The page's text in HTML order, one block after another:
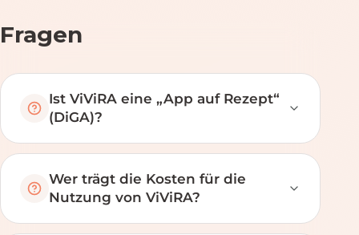
Fragen
Ist ViViRA eine „App auf Rezept“
(DiGA)?
Wer trägt die Kosten für die
Nutzung von ViViRA?